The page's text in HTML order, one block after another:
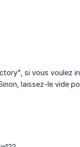
si vous voulez
laissez-le vide